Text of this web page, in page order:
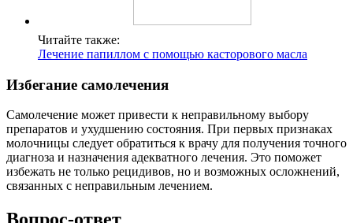
Читайте также:
Лечение папиллом с помощью касторового масла
Избегание самолечения
Самолечение может привести к неправильному выбору
препаратов и ухудшению состояния. При первых признаках
молочницы следует обратиться к врачу для получения точного
диагноза и назначения адекватного лечения. Это поможет
избежать не только рецидивов, но и возможных осложнений,
связанных с неправильным лечением.